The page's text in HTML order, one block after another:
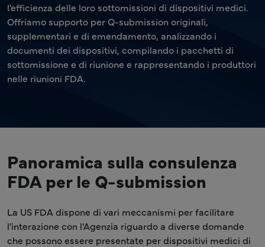
l'efficienza delle loro sottomissioni di dispositivi medici.
Offriamo supporto per Q-submission originali,
supplementari e di emendamento, analizzando i
documenti dei dispositivi, compilando i pacchetti di
sottomissione e di riunione e rappresentando i produttori
nelle riunioni FDA.
Panoramica sulla consulenza
FDA per le Q-submission
La US FDA dispone di vari meccanismi per facilitare
l'interazione con l'Agenzia riguardo a diverse domande
che possono essere presentate per dispositivi medici di